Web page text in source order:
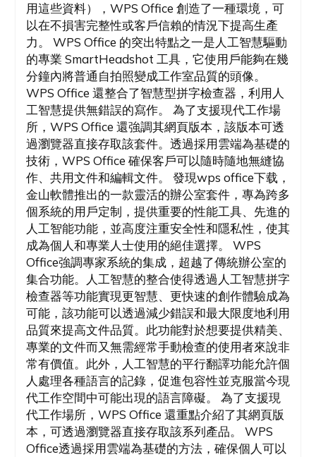
用這些資料），WPS Office 創造了一種環境，可
以在不損害完整性或客戶信賴的情況下提高生產
力。 WPS Office 的突出特點之一是人工智慧驅動
的專業 SmartHeadshot 工具，它使用戶能夠在幾
分鐘內將普通自拍照變成工作室品質的頭像。
WPS Office 還整合了智慧型拼字檢查器，利用人
工智慧提供無錯誤的寫作。 為了支援現代工作場
所，WPS Office 還強調其網頁版本，該版本可透
過瀏覽器直接存取該套件。透過採用雲端為基礎的
技術，WPS Office 確保客戶可以隨時隨地無縫協
作、共用文件和編輯文件。 發現wps office下载，
金山軟體推出的一款靈活的辦公室套件，專為跨多
個系統的用戶定制，提供重要的性能工具、先進的
人工智能功能，並高度注重安全性和隱私性，使其
成為個人和專業人士使用的絕佳選擇。 WPS
Office強調專家系統的集成，超越了傳統辦公室的
集合功能。人工智慧的整合使得透過人工智慧拼字
檢查器等功能實現更智慧、更快速的創作體驗成為
可能，該功能可以透過減少錯誤和最大限度地利用
品質來提高文件品質。此功能對於想要提供精美、
專業的文件而又無需經常手動檢查的使用者來說非
常有價值。此外，人工智慧的平行翻譯功能允許個
人處理各種語言的記錄，促進包容性並克服當今現
代工作空間中可能出現的語言障礙。 為了支援現
代工作場所，WPS Office 還重點介紹了其網頁版
本，可透過瀏覽器直接存取該系列產品。 WPS
Office透過採用雲端為基礎的方法，確保個人可以